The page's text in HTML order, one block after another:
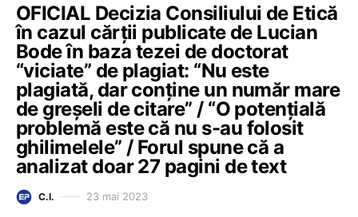
OFICIAL Decizia Consiliului de Etică
în cazul cărții publicate de Lucian
Bode în baza tezei de doctorat
“viciate” de plagiat: “Nu este
plagiată, dar conține un număr mare
de greșeli de citare” / “O potențială
problemă este că nu s-au folosit
ghilimelele” / Forul spune că a
analizat doar 27 pagini de text
C.I. 23 mai 2023